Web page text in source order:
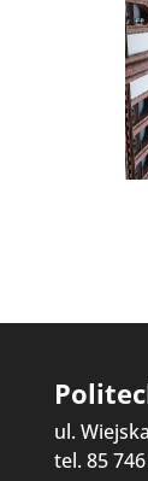
ul.
tel. 85